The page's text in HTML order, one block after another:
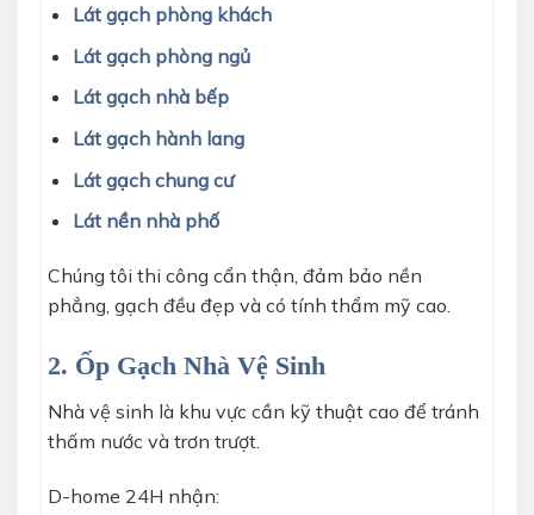
Lát gạch phòng khách
Lát gạch phòng ngủ
Lát gạch nhà bếp
Lát gạch hành lang
Lát gạch chung cư
Lát nền nhà phố
Chúng tôi thi công cẩn thận, đảm bảo nền
phẳng, gạch đều đẹp và có tính thẩm mỹ cao.
2. Ốp Gạch Nhà Vệ Sinh
Nhà vệ sinh là khu vực cần kỹ thuật cao để tránh
thấm nước và trơn trượt.
D-home 24H nhận: